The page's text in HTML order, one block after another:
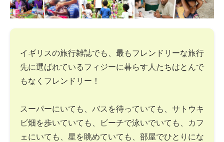
イギリスの旅行雑誌でも、最もフレンドリーな旅行
先に選ばれているフィジーに暮らす人たちはとんで
もなくフレンドリー！
スーパーにいても、バスを待っていても、サトウキ
ビ畑を歩いていても、ビーチで泳いでいても、カフ
ェにいても、星を眺めていても、部屋でひとりにな